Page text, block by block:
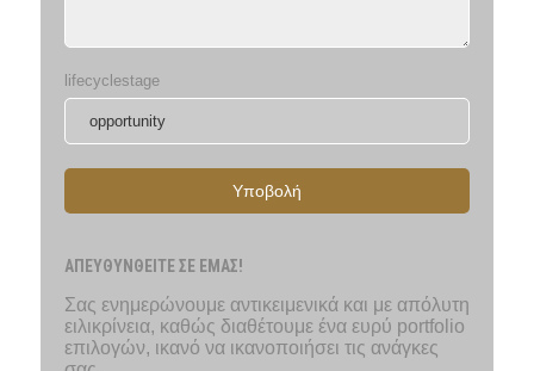
lifecyclestage
Υποβολή
ΑΠΕΥΘΥΝΘΕΙΤΕ ΣΕ ΕΜΑΣ!
Σας ενημερώνουμε αντικειμενικά και με απόλυτη
ειλικρίνεια, καθώς διαθέτουμε ένα ευρύ portfolio
επιλογών, ικανό να ικανοποιήσει τις ανάγκες